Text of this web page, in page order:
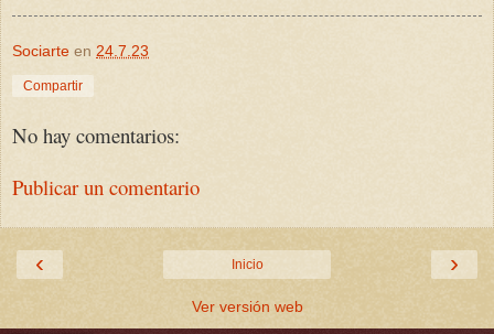
Sociarte en 24.7.23
Compartir
No hay comentarios:
Publicar un comentario
‹ ›
Inicio
Ver versión web